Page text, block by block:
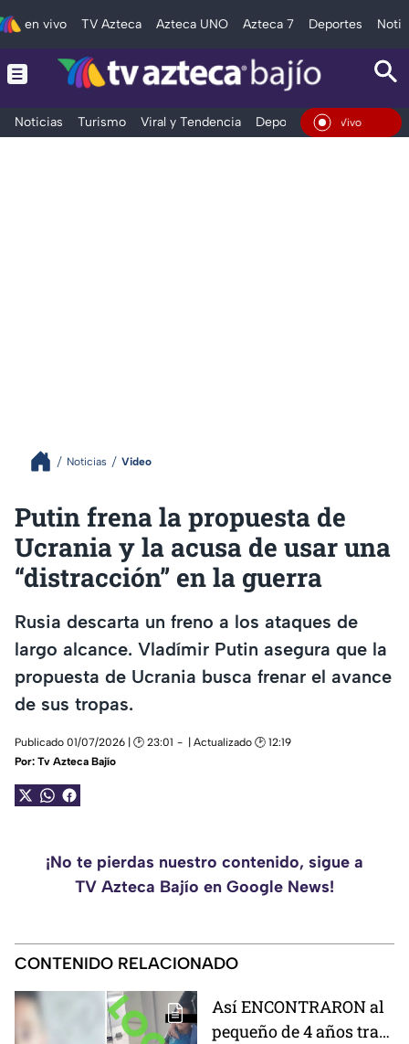
en vivo TV Azteca Azteca UNO Azteca 7 Deportes
Noticias Turismo Viral y Tendencia Deportes Espectáculos
En Vivo
Noticias Video
Putin frena la propuesta de
Ucrania y la acusa de usar una
“distracción” en la guerra
Rusia descarta un freno a los ataques de
largo alcance. Vladímir Putin asegura que la
propuesta de Ucrania busca frenar el avance
de sus tropas.
Publicado 01/07/2026 | 🕑 23:01
| Actualizado 🕑 12:19
Por: Tv Azteca Bajío
¡No te pierdas nuestro contenido, sigue a
TV Azteca Bajío en Google News!
CONTENIDO RELACIONADO
Así ENCONTRARON al
pequeño de 4 años tras